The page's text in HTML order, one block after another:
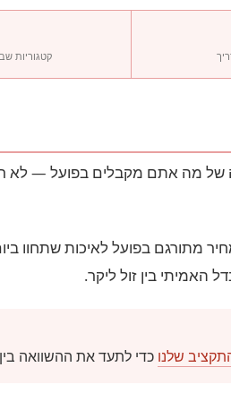
קטגוריות
של מה אתם מקבלים בפועל —
מתורגם בפועל לאיכות שתחוו
שלנו כדי לתעד את ההשוואה